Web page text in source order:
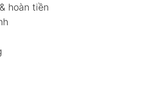
hoàn tiền